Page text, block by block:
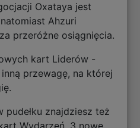
Oxataya jest
Ahzuri
przeróżne osiągnięcia.
kart Liderów -
przewagę, na której
znajdziesz też